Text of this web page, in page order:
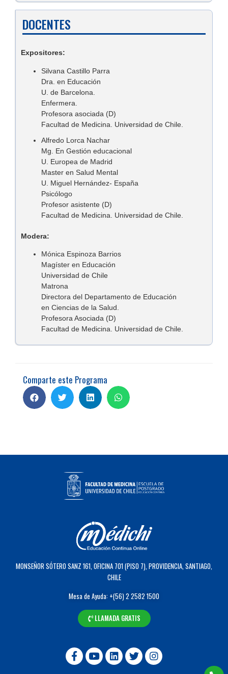
DOCENTES
Expositores:
Silvana Castillo Parra
Dra. en Educación
U. de Barcelona.
Enfermera.
Profesora asociada (D)
Facultad de Medicina. Universidad de Chile.
Alfredo Lorca Nachar
Mg. En Gestión educacional
U. Europea de Madrid
Master en Salud Mental
U. Miguel Hernández- España
Psicólogo
Profesor asistente (D)
Facultad de Medicina. Universidad de Chile.
Modera:
Mónica Espinoza Barrios
Magíster en Educación
Universidad de Chile
Matrona
Directora del Departamento de Educación
en Ciencias de la Salud.
Profesora Asociada (D)
Facultad de Medicina. Universidad de Chile.
Comparte este Programa
MONSEÑOR SÓTERO SANZ 161, OFICINA 701 (PISO 7), PROVIDENCIA, SANTIAGO,
CHILE
Mesa de Ayuda: +(56) 2 2582 1500
LLAMADA GRATIS